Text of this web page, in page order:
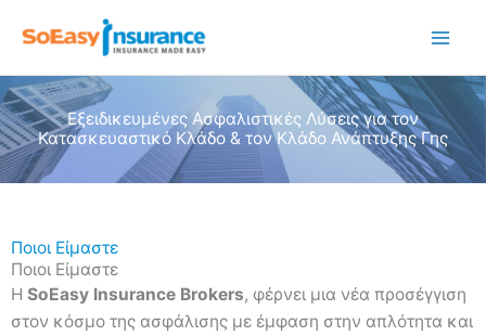
στο
Εξειδικευμένες Ασφαλιστικές Λύσεις για τον
Κατασκευαστικό Κλάδο & τον Κλάδο Ανάπτυξης Γης
Ποιοι Είμαστε​
Ποιοι Είμαστε
Η SoEasy Insurance Brokers, φέρνει μια νέα προσέγγιση
στον κόσμο της ασφάλισης με έμφαση στην απλότητα και